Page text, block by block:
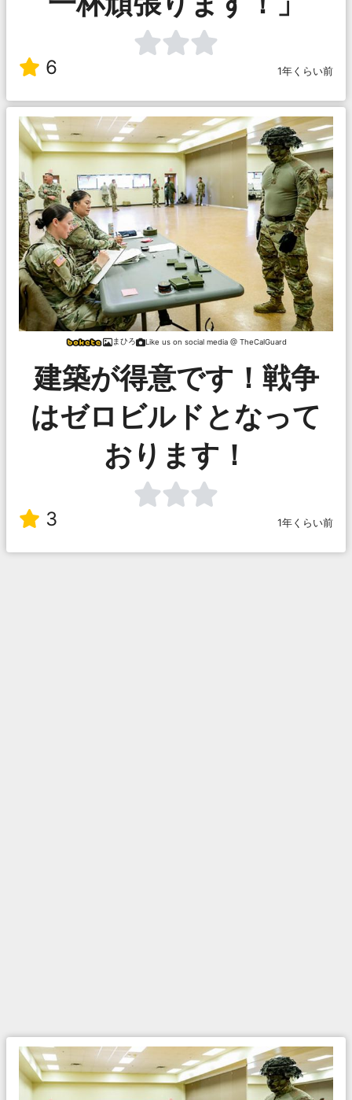
6 1年くらい前
まひろ Like us on social media @ TheCalGuard
建築が得意です！戦争
はゼロビルドとなって
おります！
3 1年くらい前